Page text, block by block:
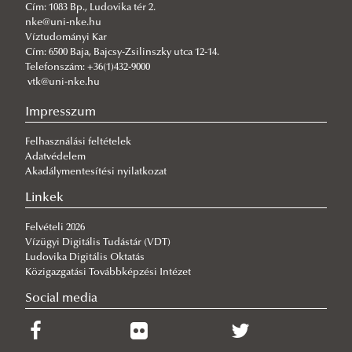
TÉT_15_IL-1-2016-00013
HUSRB/1602/12/0014 SWeM-PaL
InterFloodCourse 04_ECVII_PA05
AquaNES -H2020-WATER-2014-2015
RRF-4.2.1-23-2023-00001
DANURELY-WS
PANNONIAN.GW
microPLASTICS
LIFE LOGOS 4 WATERS (LIFE20 CCA/HU/1604) project
Cím: 1083 Bp., Ludovika tér 2.
nke@uni-nke.hu
Víztudományi Kar
Cím: 6500 Baja, Bajcsy-Zsilinszky utca 12-14.
Telefonszám: +36(1)432-9000
vtk@uni-nke.hu
Impresszum
Felhasználási feltételek
Adatvédelem
Akadálymentesítési nyilatkozat
Linkek
Felvételi 2026
Vízügyi Digitális Tudástár (VDT)
Ludovika Digitális Oktatás
Közigazgatási Továbbképzési Intézet
Social media